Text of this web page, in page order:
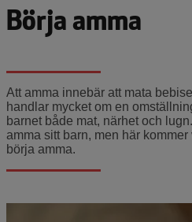
Börja amma
Att amma innebär att mata
handlar mycket om en
barnet både mat, närhet och
amma sitt barn, men här
börja amma.